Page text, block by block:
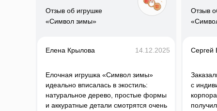
Отзыв
с
Сергей
14.12.2025
Отзыв об игрушке
«Символ зимы»
Елочная игрушка «Символ зимы»
идеально вписалась в экостиль:
натуральное дерево, простые формы
и аккуратные детали смотрятся очень
Елена Крылова
НУЖНО СРОЧНО?
СВЯЖИТЕСЬ С НАМИ
Я даю согласие на обработку
c политикой конфиденциальности
Оправить